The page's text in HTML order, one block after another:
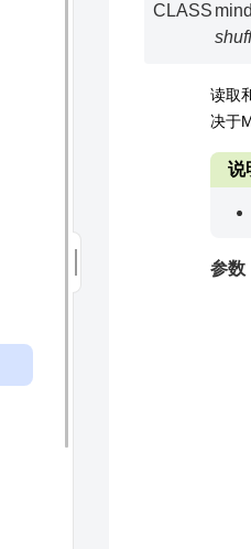
CLASS
读取
决于
说
参数